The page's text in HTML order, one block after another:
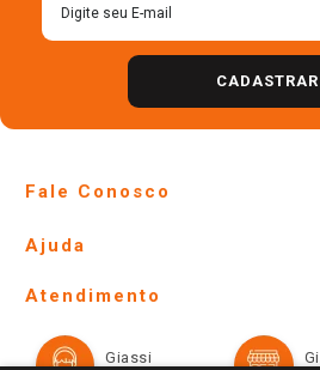
CADASTRAR
Fale Conosco
Lojas Físicas e Horários
Ofertas
Televendas
Ajuda
Formas de Pagamento
Atendimento
Giassi